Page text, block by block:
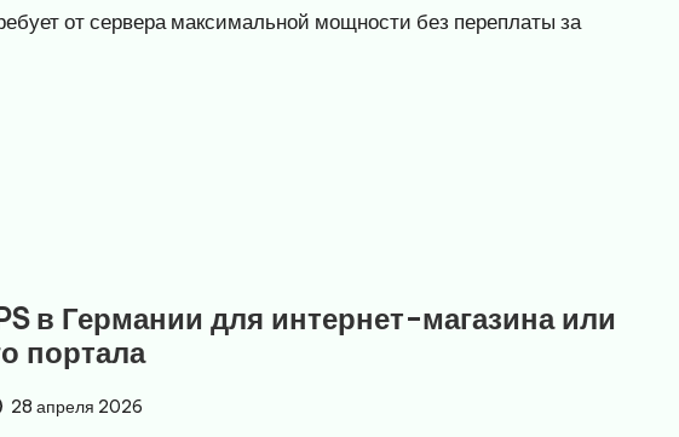
от сервера максимальной мощности без переплаты за
в Германии для интернет-магазина или
портала
28 апреля 2026